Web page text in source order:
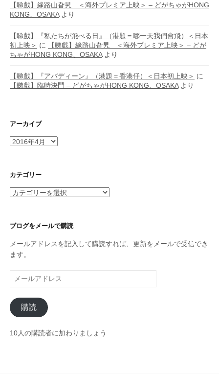
【睇戲】緣路山旮旯 ＜海外プレミア上映＞ – どがちゃがHONG
KONG、OSAKAより
【睇戲】『私たちが飛べる日』（港題＝哪一天我們會飛）＜日本
初上映＞ に
【睇戲】緣路山旮旯 ＜海外プレミア上映＞ – どが
ちゃがHONG KONG、OSAKAより
【睇戲】『アバディーン』（港題＝香港仔）＜日本初上映＞ に
【睇戲】臨時決鬥 – どがちゃがHONG KONG、OSAKAより
アーカイブ
ア
イ
カテゴリー
カ
リ
ブログをメールで購読
メールアドレスを記入して購読すれば、更新をメールで受信でき
ます。
ー
ル
ア
ド
レ
購読
10人の購読者に加わりましょう